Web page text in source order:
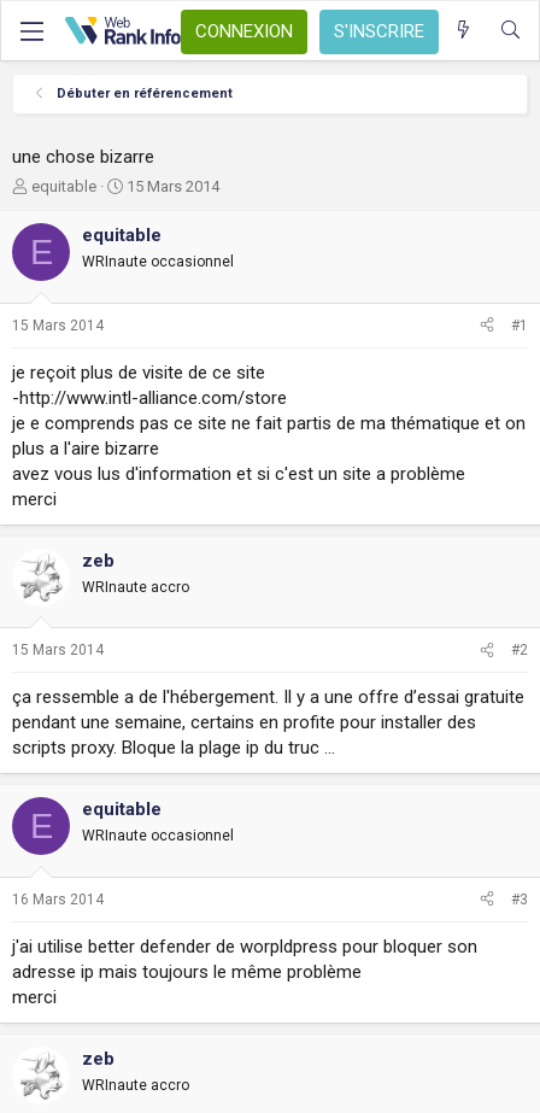
CONNEXION S'INSCRIRE
Débuter en référencement
une chose bizarre
A
t
e
d
a
d
i
s
c
s
o
n
equitable
D
t
d
u
t
15 Mars 2014
E equitable
WRInaute occasionnel
15 Mars 2014 #1
je reçoit plus de visite de ce site
-http://www.intl-alliance.com/store
je e comprends pas ce site ne fait partis de ma thématique et on
plus a l'aire bizarre
avez vous lus d'information et si c'est un site a problème
merci
zeb
WRInaute accro
15 Mars 2014 #2
ça ressemble a de l'hébergement. Il y a une offre d’essai gratuite
pendant une semaine, certains en profite pour installer des
scripts proxy. Bloque la plage ip du truc ...
E equitable
WRInaute occasionnel
16 Mars 2014 #3
j'ai utilise better defender de worpldpress pour bloquer son
adresse ip mais toujours le même problème
merci
zeb
WRInaute accro